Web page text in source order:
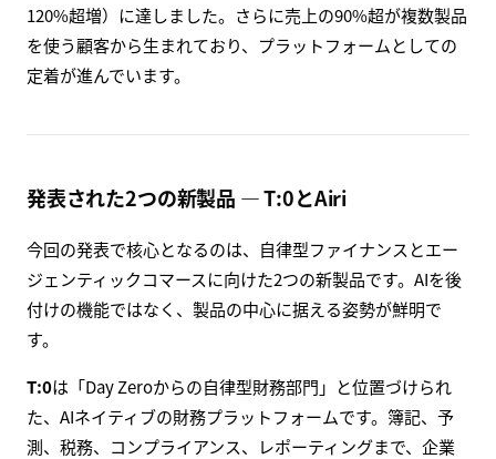
120%超増）に達しました。さらに売上の90%超が複数製品
を使う顧客から生まれており、プラットフォームとしての
定着が進んでいます。
発表された2つの新製品 ― T:0とAiri
今回の発表で核心となるのは、自律型ファイナンスとエー
ジェンティックコマースに向けた2つの新製品です。AIを後
付けの機能ではなく、製品の中心に据える姿勢が鮮明で
す。
T:0は「Day Zeroからの自律型財務部門」と位置づけられ
た、AIネイティブの財務プラットフォームです。簿記、予
測、税務、コンプライアンス、レポーティングまで、企業